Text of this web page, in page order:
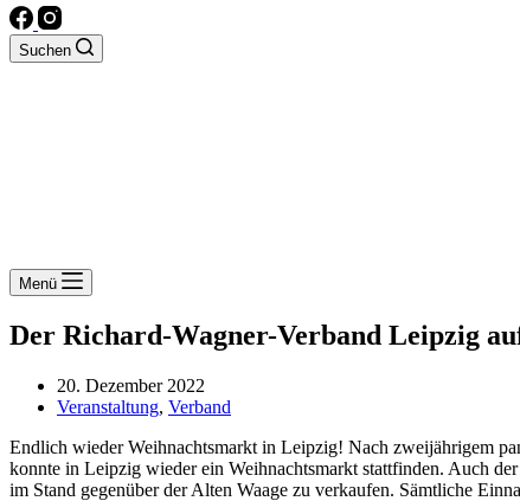
Suchen
Menü
Der Richard-Wagner-Verband Leipzig
20. Dezember 2022
Veranstaltung, Verband
Endlich wieder Weihnachtsmarkt in Leipzig! Nach zweijährigem
konnte in Leipzig wieder ein Weihnachtsmarkt stattfinden. Auch
im Stand gegenüber der Alten Waage zu verkaufen. Sämtliche